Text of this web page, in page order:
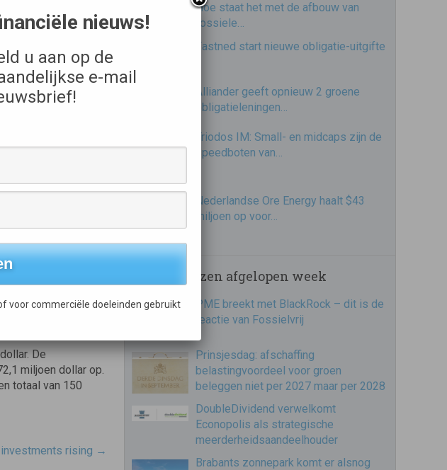
investeringen
dollar die in het
jaar al een
Greentech Media.
even sterke
dollar binnen
zijn enthousiast
maar ook de
jaar, en omdat het
startups. Behalve
hij.
De
miljoen dollar op.
totaal van 150
rising →
Hoe staat het met de afbouw van
fossiele…
Fastned start nieuwe obligatie-uitgifte
Alliander geeft opnieuw 2 groene
obligatieleningen…
Triodos IM: Small- en midcaps zijn de
speedboten van…
Nederlandse Ore Energy haalt $43
miljoen op voor…
Meest gelezen afgelopen week
PME breekt met BlackRock – dit is de
reactie van Fossielvrij
Prinsjesdag: afschaffing
belastingvoordeel voor groen
beleggen niet per 2027 maar per 2028
DoubleDividend verwelkomt
Econopolis als strategische
meerderheidsaandeelhouder
Brabants zonnepark komt er alsnog
nieuws!
u aan op de
e-mail
voor commerciële doeleinden gebruikt